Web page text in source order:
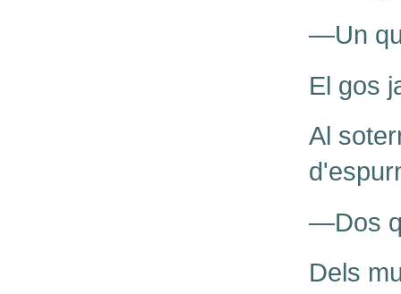
—Un
El gos
Al
—Dos
Dels